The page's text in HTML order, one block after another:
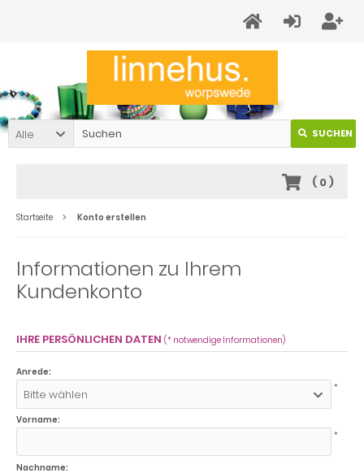
Alle SUCHEN
( 0)
Startseite Konto erstellen
Informationen zu Ihrem
Kundenkonto
IHRE PERSÖNLICHEN DATEN (* notwendige Informationen)
Anrede:
Bitte wählen *
Vorname:
*
Nachname: